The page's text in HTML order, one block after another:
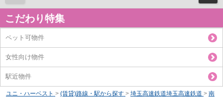
こだわり特集
ペット可物件
女性向け物件
駅近物件
ユニ・ハーベスト > (賃貸)路線・駅から探す > 埼玉高速鉄道埼玉高速鉄道 > 南